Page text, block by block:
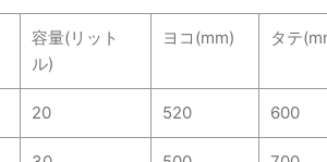
容量(リット
ル)
ヨコ(mm) タテ
20 520 600